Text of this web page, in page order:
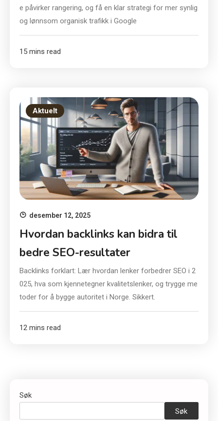
e påvirker rangering, og få en klar strategi for mer synlig
og lønnsom organisk trafikk i Google
15 mins read
Aktuelt
desember 12, 2025
Hvordan backlinks kan bidra til
bedre SEO-resultater
Backlinks forklart: Lær hvordan lenker forbedrer SEO i 2
025, hva som kjennetegner kvalitetslenker, og trygge me
toder for å bygge autoritet i Norge. Sikkert.
12 mins read
Søk
Søk